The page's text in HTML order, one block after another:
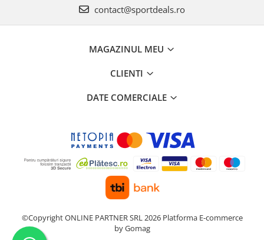
contact@sportdeals.ro
MAGAZINUL MEU
CLIENTI
DATE COMERCIALE
©Copyright ONLINE PARTNER SRL 2026 Platforma E-commerce
by Gomag